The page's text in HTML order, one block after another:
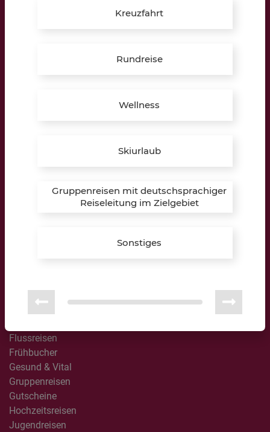
Australien / Neuseeland
Besondere Momente
Flussreisen
Frühbucher
Gesund & Vital
Gruppenreisen
Gutscheine
Hochzeitsreisen
Jugendreisen
Kreuzfahrt
Rundreise
Wellness
Skiurlaub
Gruppenreisen mit deutschsprachiger
Reiseleitung im Zielgebiet
Sonstiges